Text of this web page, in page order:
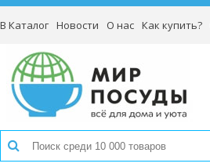
В Каталог Новости О нас Как купить?